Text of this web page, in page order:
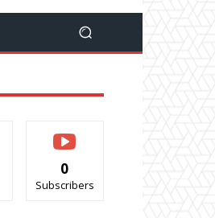
0
Subscribers